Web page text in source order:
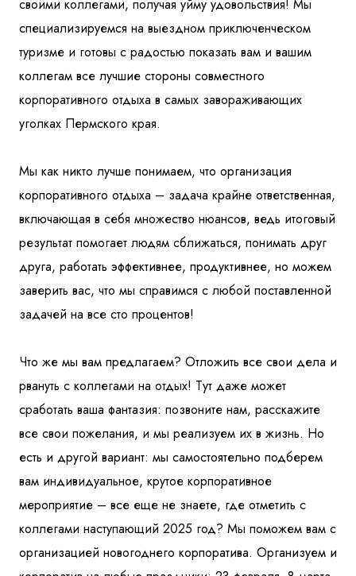
своими коллегами, получая уйму удовольствия! Мы
специализируемся на выездном приключенческом
туризме и готовы с радостью показать вам и вашим
коллегам все лучшие стороны совместного
корпоративного отдыха в самых завораживающих
уголках Пермского края.
Мы как никто лучше понимаем, что организация
корпоративного отдыха – задача крайне ответственная,
включающая в себя множество нюансов, ведь итоговый
результат помогает людям сближаться, понимать друг
друга, работать эффективнее, продуктивнее, но можем
заверить вас, что мы справимся с любой поставленной
задачей на все сто процентов!
Что же мы вам предлагаем? Отложить все свои дела и
рвануть с коллегами на отдых! Тут даже может
сработать ваша фантазия: позвоните нам, расскажите
все свои пожелания, и мы реализуем их в жизнь. Но
есть и другой вариант: мы самостоятельно подберем
вам индивидуальное, крутое корпоративное
мероприятие – все еще не знаете, где отметить с
коллегами наступающий 2025 год? Мы поможем вам с
организацией новогоднего корпоратива. Организуем и